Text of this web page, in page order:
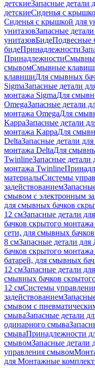
детскиеЗапасные детали
детскиеСиденья с
Сиденья с крышкой для
унитазовЗапасные
унитазовБидеПодвесные
бидеПринадлежности
Принадлежности
смывомСмывные
клавишиДля смывных
SigmaЗапасные детали
монтажа SigmaДля
OmegaЗапасные детали
монтажа OmegaДля
KappaЗапасные детали
монтажа KappaДля
DeltaЗапасные детали
монтажа DeltaДля
TwinlineЗапасные детали
монтажа Twinline
материалыСистемы
задействованием
смывом с электронным
для смывных бачков
12 смЗапасные детали
бачков скрытого
сети, для смывных
8 смЗапасные детали
бачков скрытого
батарей, для смывных
12 смЗапасные детали
смывных бачков
12 смСистемы
задействованием
смывом с
смываЗапасные детали
одинарного смыва
смываПринадлежности
смывомЗапасные детали
управления смывом
для Монтажные